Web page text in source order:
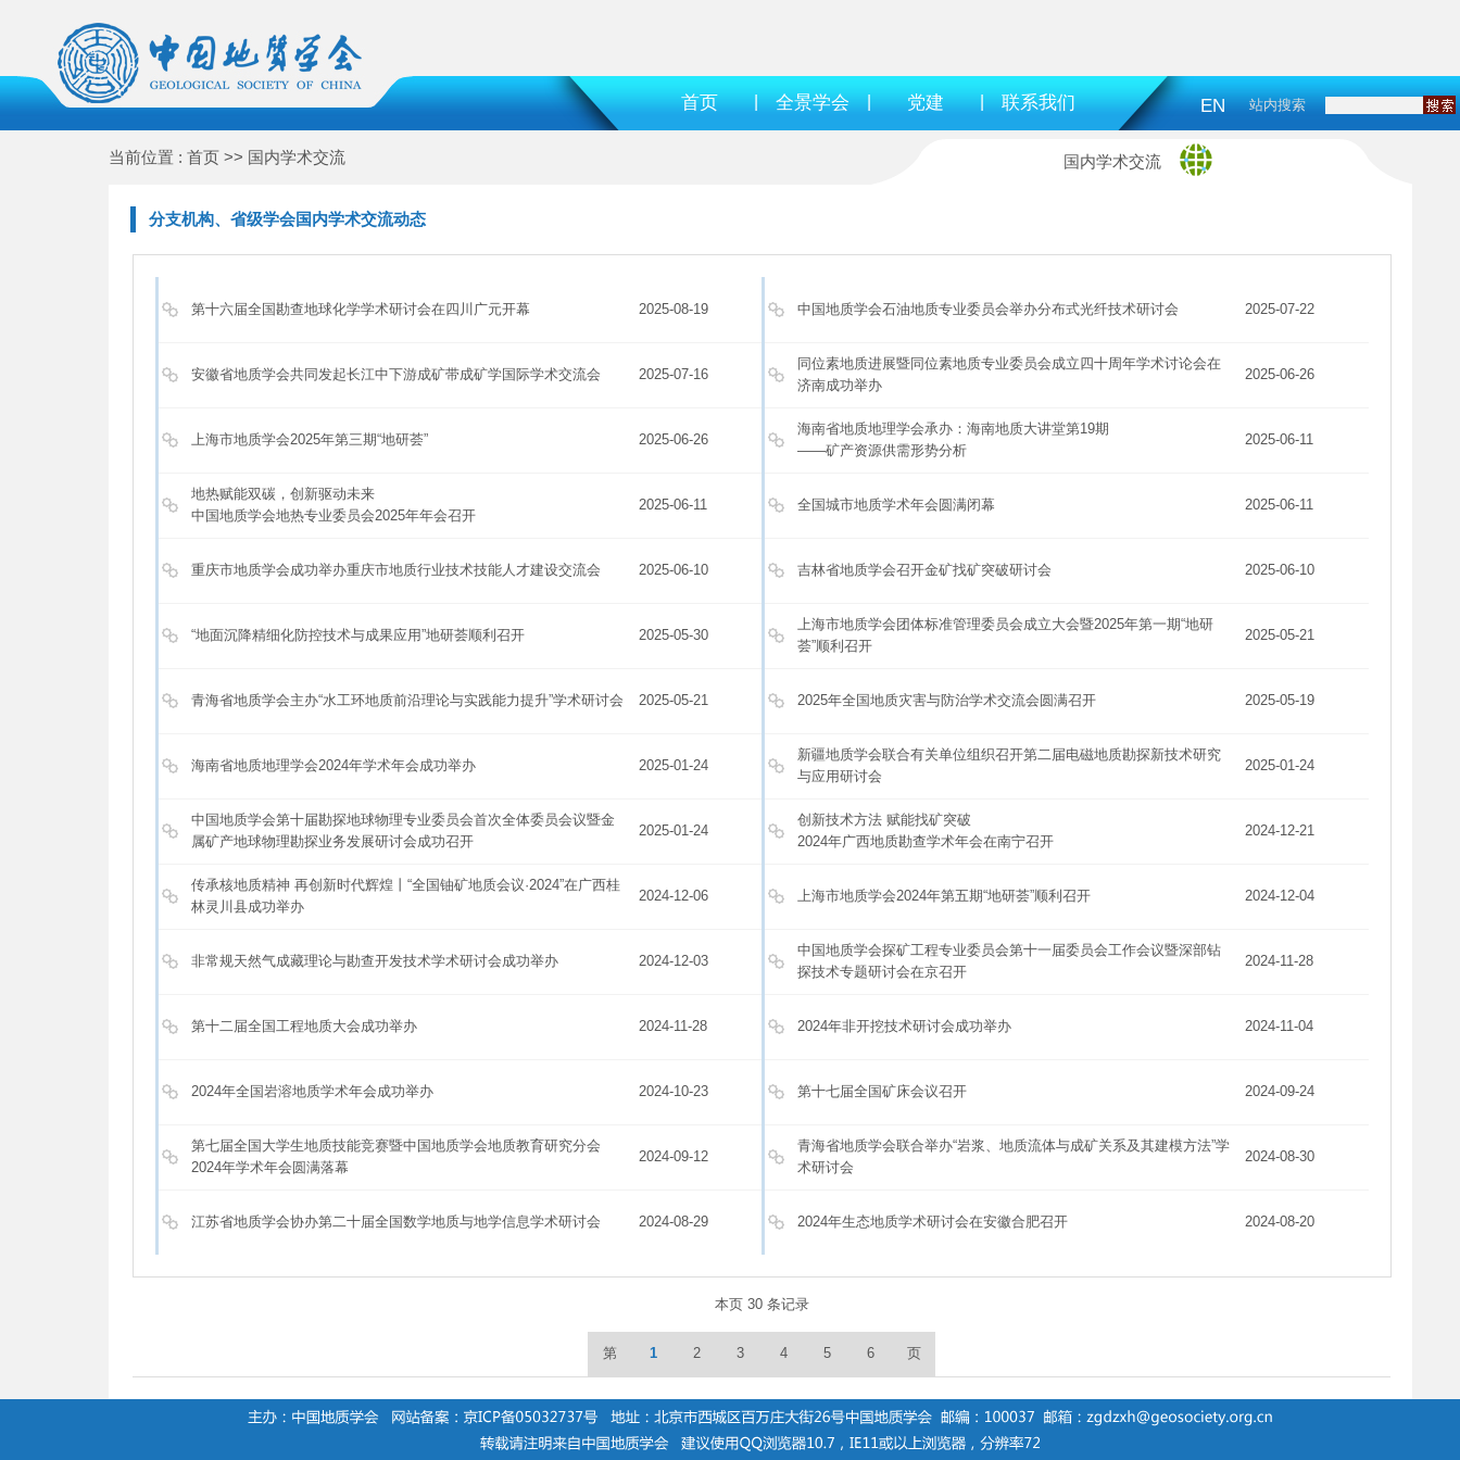
首页 | 全景学会 | 党建 | 联系我们 EN 站内搜索
当前位置 : 首页 >> 国内学术交流 国内学术交流
分支机构、省级学会国内学术交流动态
第十六届全国勘查地球化学学术研讨会在四川广元开幕 2025-08-19 中国地质学会石油地质专业委员会举办分布式光纤技术研讨会 2025-07-22
安徽省地质学会共同发起长江中下游成矿带成矿学国际学术交流会 2025-07-16
同位素地质进展暨同位素地质专业委员会成立四十周年学术讨论会在
济南成功举办
2025-06-26
上海市地质学会2025年第三期“地研荟” 2025-06-26
海南省地质地理学会承办：海南地质大讲堂第19期
——矿产资源供需形势分析
2025-06-11
地热赋能双碳，创新驱动未来
中国地质学会地热专业委员会2025年年会召开
2025-06-11 全国城市地质学术年会圆满闭幕 2025-06-11
重庆市地质学会成功举办重庆市地质行业技术技能人才建设交流会 2025-06-10 吉林省地质学会召开金矿找矿突破研讨会 2025-06-10
“地面沉降精细化防控技术与成果应用”地研荟顺利召开 2025-05-30
上海市地质学会团体标准管理委员会成立大会暨2025年第一期“地研
荟”顺利召开
2025-05-21
青海省地质学会主办“水工环地质前沿理论与实践能力提升”学术研讨会 2025-05-21 2025年全国地质灾害与防治学术交流会圆满召开 2025-05-19
海南省地质地理学会2024年学术年会成功举办 2025-01-24
新疆地质学会联合有关单位组织召开第二届电磁地质勘探新技术研究
与应用研讨会
2025-01-24
中国地质学会第十届勘探地球物理专业委员会首次全体委员会议暨金
属矿产地球物理勘探业务发展研讨会成功召开
2025-01-24
创新技术方法 赋能找矿突破
2024年广西地质勘查学术年会在南宁召开
2024-12-21
传承核地质精神 再创新时代辉煌丨“全国铀矿地质会议·2024”在广西桂
林灵川县成功举办
2024-12-06 上海市地质学会2024年第五期“地研荟”顺利召开 2024-12-04
非常规天然气成藏理论与勘查开发技术学术研讨会成功举办 2024-12-03
中国地质学会探矿工程专业委员会第十一届委员会工作会议暨深部钻
探技术专题研讨会在京召开
2024-11-28
第十二届全国工程地质大会成功举办 2024-11-28 2024年非开挖技术研讨会成功举办 2024-11-04
2024年全国岩溶地质学术年会成功举办 2024-10-23 第十七届全国矿床会议召开 2024-09-24
第七届全国大学生地质技能竞赛暨中国地质学会地质教育研究分会
2024年学术年会圆满落幕
2024-09-12
青海省地质学会联合举办“岩浆、地质流体与成矿关系及其建模方法”学
术研讨会
2024-08-30
江苏省地质学会协办第二十届全国数学地质与地学信息学术研讨会 2024-08-29 2024年生态地质学术研讨会在安徽合肥召开 2024-08-20
本页 30 条记录
第 1 2 3 4 5 6 页